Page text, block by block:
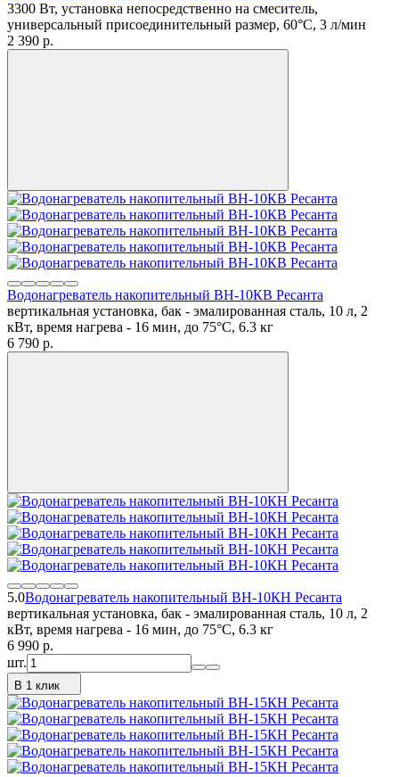
3300 Вт, установка непосредственно на смеситель,
универсальный присоединительный размер, 60°C, 3 л/мин
2 390 p.
Водонагреватель накопительный ВН-10КВ Ресанта
вертикальная установка, бак - эмалированная сталь, 10 л, 2
кВт, время нагрева - 16 мин, до 75°C, 6.3 кг
6 790 p.
5.0Водонагреватель накопительный ВН-10КН Ресанта
вертикальная установка, бак - эмалированная сталь, 10 л, 2
кВт, время нагрева - 16 мин, до 75°C, 6.3 кг
6 990 p.
шт.
В 1 клик